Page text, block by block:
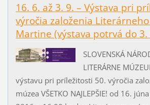
16. 6. až 3. 9. – Výstava pri
výročia založenia
Martine (výstava potrvá do 3.
SLOVENSKÁ
LITERÁRNE
výstavu pri príležitosti 50. výročia
múzea VŠETKO NAJLEPŠIE! od 16.